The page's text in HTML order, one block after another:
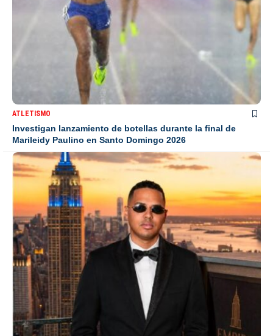
ATLETISMO
Investigan lanzamiento de botellas durante la final de
Marileidy Paulino en Santo Domingo 2026